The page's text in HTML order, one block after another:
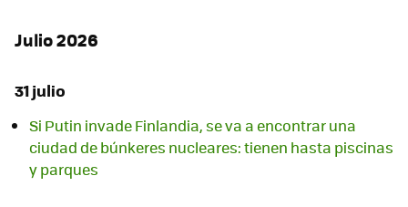
Julio 2026
31 julio
Si Putin invade Finlandia, se va a encontrar una
ciudad de búnkeres nucleares: tienen hasta piscinas
y parques